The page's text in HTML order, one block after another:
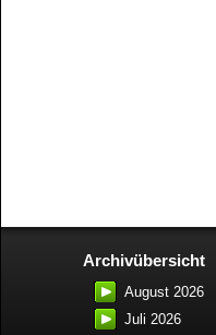
Archivübersicht
August 2026
Juli 2026